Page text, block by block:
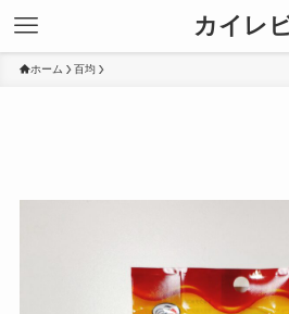
カイレ
ホーム 百均